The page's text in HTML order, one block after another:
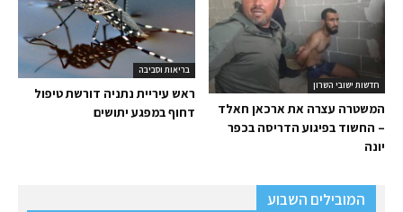
בריאות וסביבה
ראש עיריית נתניה דורשת טיפול
דחוף במפגע יתושים
חדשות ישובי השרון
המשטרה עצרה את ארכאן חאלד
– החשוד בפיגוע הדריסה בכפר
יונה
המובילים השבוע